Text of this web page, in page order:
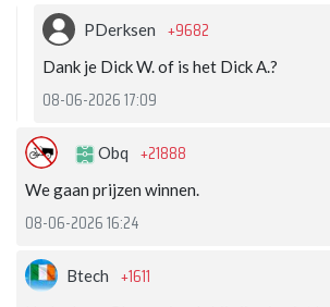
PDerksen +9682
Dank je Dick W. of is het Dick A.?
08-06-2026 17:09
Obq +21888
We gaan prijzen winnen.
08-06-2026 16:24
Btech +1611